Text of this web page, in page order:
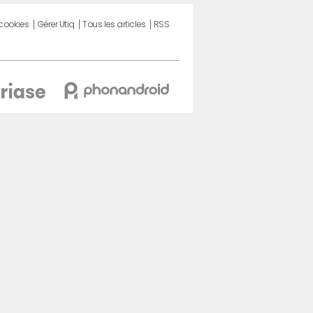
Gérer Utiq Tous les articles
RSS